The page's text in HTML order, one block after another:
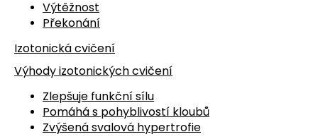
Výtěžnost
Překonání
Izotonická cvičení
Výhody izotonických cvičení
Zlepšuje funkční sílu
Pomáhá s pohyblivostí kloubů
Zvýšená svalová hypertrofie